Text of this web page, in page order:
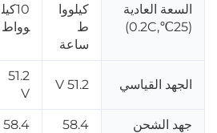
السعة العادية
(25℃,0.2C)
كيلووا
ط
ساعة
10كيل
وواط
الجهد القياسي 51.2 V
51.2
V
جهد الشحن
58.4
58.4